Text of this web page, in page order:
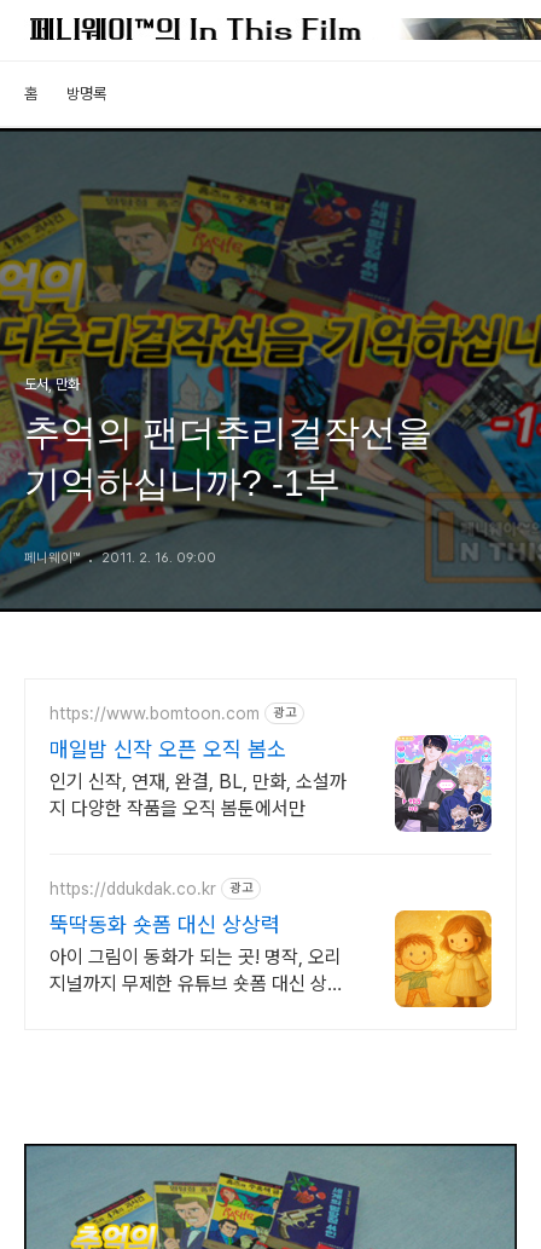
홈 방명록
도서, 만화
추억의 팬더추리걸작선을
기억하십니까? -1부
페니웨이™ 2011. 2. 16. 09:00
https://www.bomtoon.com 광고
매일밤 신작 오픈 오직 봄소
인기 신작, 연재, 완결, BL, 만화, 소설까
지 다양한 작품을 오직 봄툰에서만
https://ddukdak.co.kr 광고
뚝딱동화 숏폼 대신 상상력
아이 그림이 동화가 되는 곳! 명작, 오리
지널까지 무제한 유튜브 숏폼 대신 상상